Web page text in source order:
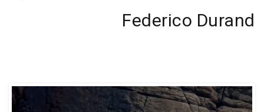
Next
Federico Durand